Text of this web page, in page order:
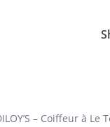
– Coiffeur à Le